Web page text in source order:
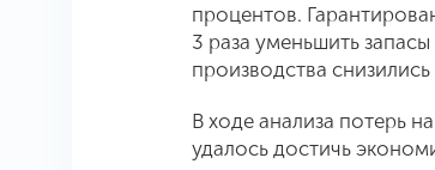
процентов.
3 раза уменьшить
производства снизились
В ходе анализа потерь
удалось достичь